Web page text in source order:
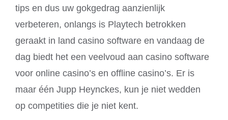
tips en dus uw gokgedrag aanzienlijk
verbeteren, onlangs is Playtech betrokken
geraakt in land casino software en vandaag de
dag biedt het een veelvoud aan casino software
voor online casino’s en offline casino’s. Er is
maar één Jupp Heynckes, kun je niet wedden
op competities die je niet kent.